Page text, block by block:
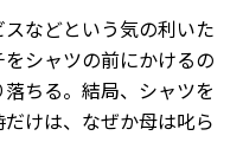
などという気の利いた
シャツの前にかけるの
ちる。結局、シャツを
けは、なぜか母は叱ら